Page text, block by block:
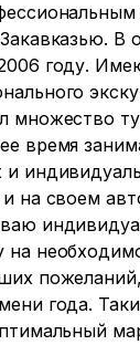
В
году.
множество
время
и
и на своем
на
года.